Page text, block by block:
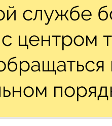
службе
центром